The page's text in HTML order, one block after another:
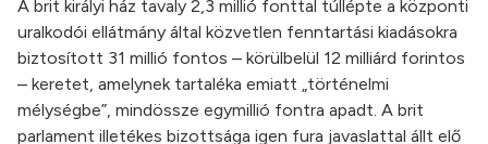
A brit királyi ház tavaly 2,3 millió fonttal túllépte a központi
uralkodói ellátmány által közvetlen fenntartási kiadásokra
biztosított 31 millió fontos – körülbelül 12 milliárd forintos
– keretet, amelynek tartaléka emiatt „történelmi
mélységbe”, mindössze egymillió fontra apadt. A brit
parlament illetékes bizottsága igen fura javaslattal állt elő